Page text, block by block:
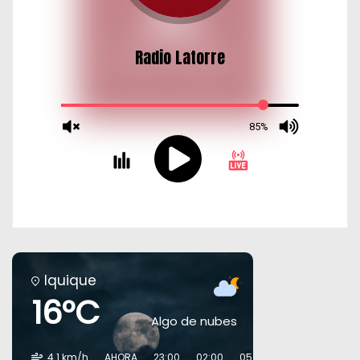
Iquique
16°C Algo de nubes